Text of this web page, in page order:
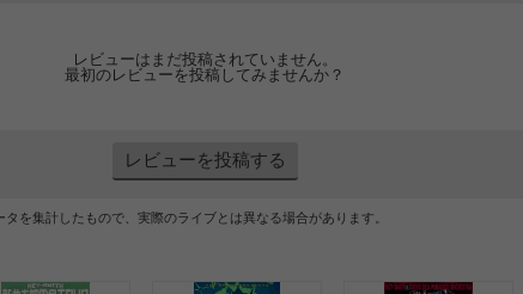
レビューはまだ投稿されていません。
最初のレビューを投稿してみませんか？
レビューを投稿する
を集計したもので、実際のライブとは異なる場合があります。